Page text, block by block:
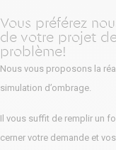
Vous préférez
de votre projet
problème!
Nous vous proposons la
simulation d’ombrage.
Il vous suffit de remplir un
cerner votre demande et